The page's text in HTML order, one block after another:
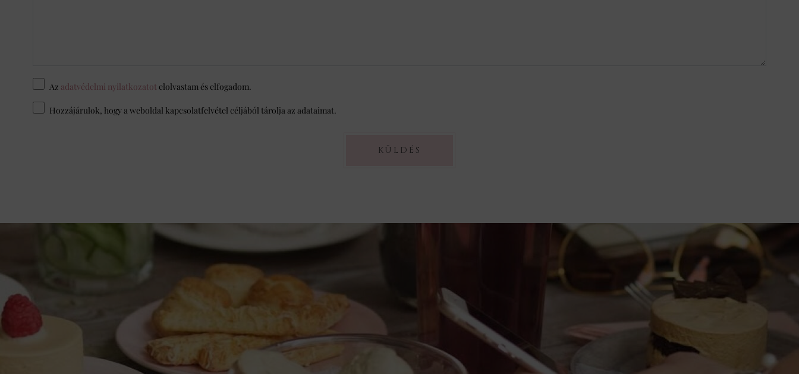
Az adatvédelmi nyilatkozatot elolvastam és elfogadom.
Hozzájárulok, hogy a weboldal kapcsolatfelvétel céljából tárolja az adataimat.
KÜLDÉS